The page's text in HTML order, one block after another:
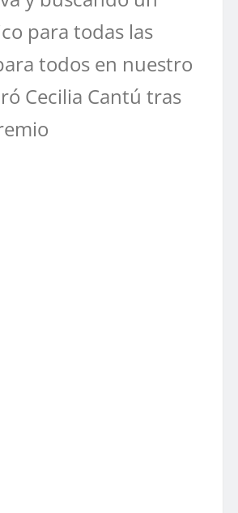
para todas las
todos en nuestro
Cecilia Cantú tras